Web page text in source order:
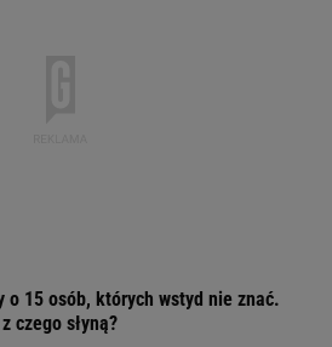
o 15 osób, których wstyd nie znać.
czego słyną?